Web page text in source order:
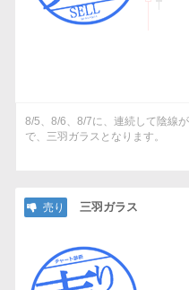
8/5、8/6、8/7に、連続して陰線
で、三羽ガラスとなります。
売り 三羽ガラス